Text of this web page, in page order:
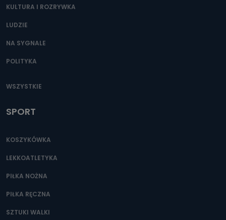
KULTURA I ROZRYWKA
LUDZIE
NA SYGNALE
POLITYKA
WSZYSTKIE
SPORT
KOSZYKÓWKA
LEKKOATLETYKA
PIŁKA NOŻNA
PIŁKA RĘCZNA
SZTUKI WALKI